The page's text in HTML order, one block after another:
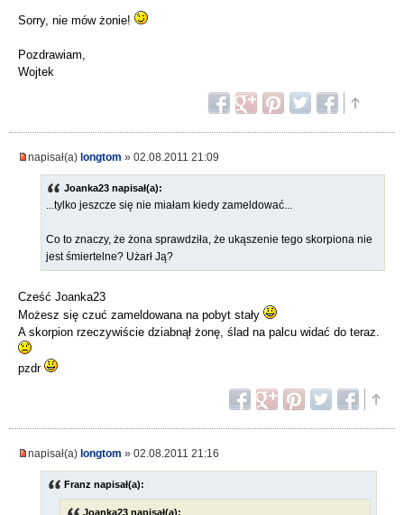
Sorry, nie mów żonie!
Pozdrawiam,
Wojtek
napisał(a) longtom » 02.08.2011 21:09
Joanka23 napisał(a):
...tylko jeszcze się nie miałam kiedy zameldować...
Co to znaczy, że żona sprawdziła, że ukąszenie tego skorpiona nie
jest śmiertelne? Użarł Ją?
Cześć Joanka23
Możesz się czuć zameldowana na pobyt stały
A skorpion rzeczywiście dziabnął żonę, ślad na palcu widać do teraz.
pzdr
napisał(a) longtom » 02.08.2011 21:16
Franz napisał(a):
Joanka23 napisał(a):